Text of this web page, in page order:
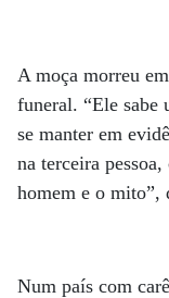
A moça morreu
funeral. “Ele sabe
se manter em
na terceira
homem e o mito”,
Num país com